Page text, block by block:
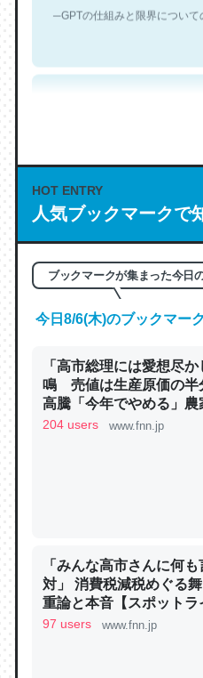
これは良記事。32768ト
の伏線」は回収されない
やすく強くなりそう
昆虫ってカルシウム少な
─ニュース :: 【研究発表】昆
論文では「淡水はカルシ
は」とあって面白い。海
HOT ENTRY
人気ブックマークで
ブックマークが集まった今日
今日8/6(木)のブックマー
「高市総理には愛想尽
鳴 売値は生産原価の半
高騰「今年でやめる」
ン
204 users www.fnn.jp
「みんな高市さんに何
対」 消費税減税めぐる
重論と本音【スポット
イン
97 users www.fnn.jp